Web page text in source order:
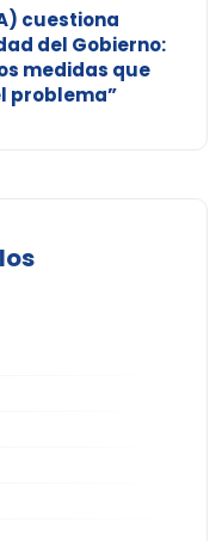
cuestiona
del Gobierno:
medidas que
problema”